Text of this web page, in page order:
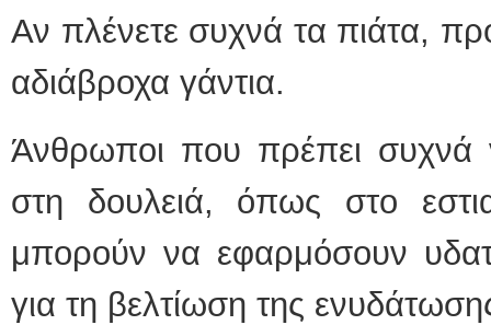
Αν πλένετε συχνά τα πιάτα,
αδιάβροχα γάντια.
Άνθρωποι που πρέπει συχνά
στη δουλειά, όπως στο
μπορούν να εφαρμόσουν
για τη βελτίωση της